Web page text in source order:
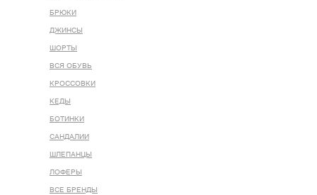
БРЮКИ
ДЖИНСЫ
ШОРТЫ
ВСЯ ОБУВЬ
КРОССОВКИ
КЕДЫ
БОТИНКИ
САНДАЛИИ
ШЛЕПАНЦЫ
ЛОФЕРЫ
ВСЕ БРЕНДЫ